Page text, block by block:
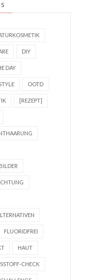
DIY
DAY
OOTD
[REZEPT]
FLUORIDFREI
HAUT
CHECK